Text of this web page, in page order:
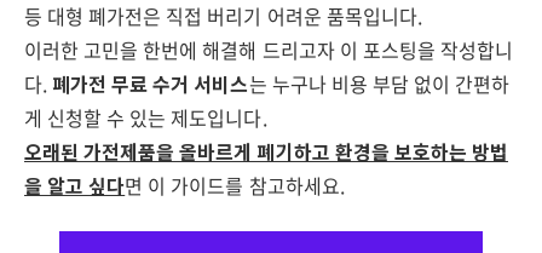
등 대형 폐가전은 직접 버리기 어려운 품목입니다.
이러한 고민을 한번에 해결해 드리고자 이 포스팅을 작성합니
다. 폐가전 무료 수거 서비스는 누구나 비용 부담 없이 간편하
게 신청할 수 있는 제도입니다.
오래된 가전제품을 올바르게 폐기하고 환경을 보호하는 방법
을 알고 싶다면 이 가이드를 참고하세요.